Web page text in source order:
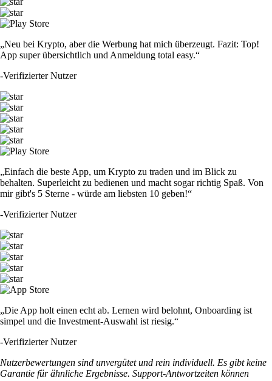
„Neu bei Krypto, aber die Werbung hat mich überzeugt. Fazit: Top!
App super übersichtlich und Anmeldung total easy.“
-Verifizierter Nutzer
„Einfach die beste App, um Krypto zu traden und im Blick zu
behalten. Superleicht zu bedienen und macht sogar richtig Spaß. Von
mir gibt's 5 Sterne - würde am liebsten 10 geben!“
-Verifizierter Nutzer
„Die App holt einen echt ab. Lernen wird belohnt, Onboarding ist
simpel und die Investment-Auswahl ist riesig.“
-Verifizierter Nutzer
Nutzerbewertungen sind unvergütet und rein individuell. Es gibt keine
Garantie für ähnliche Ergebnisse. Support-Antwortzeiten können